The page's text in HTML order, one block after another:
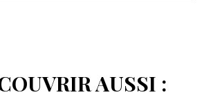
AUSSI :